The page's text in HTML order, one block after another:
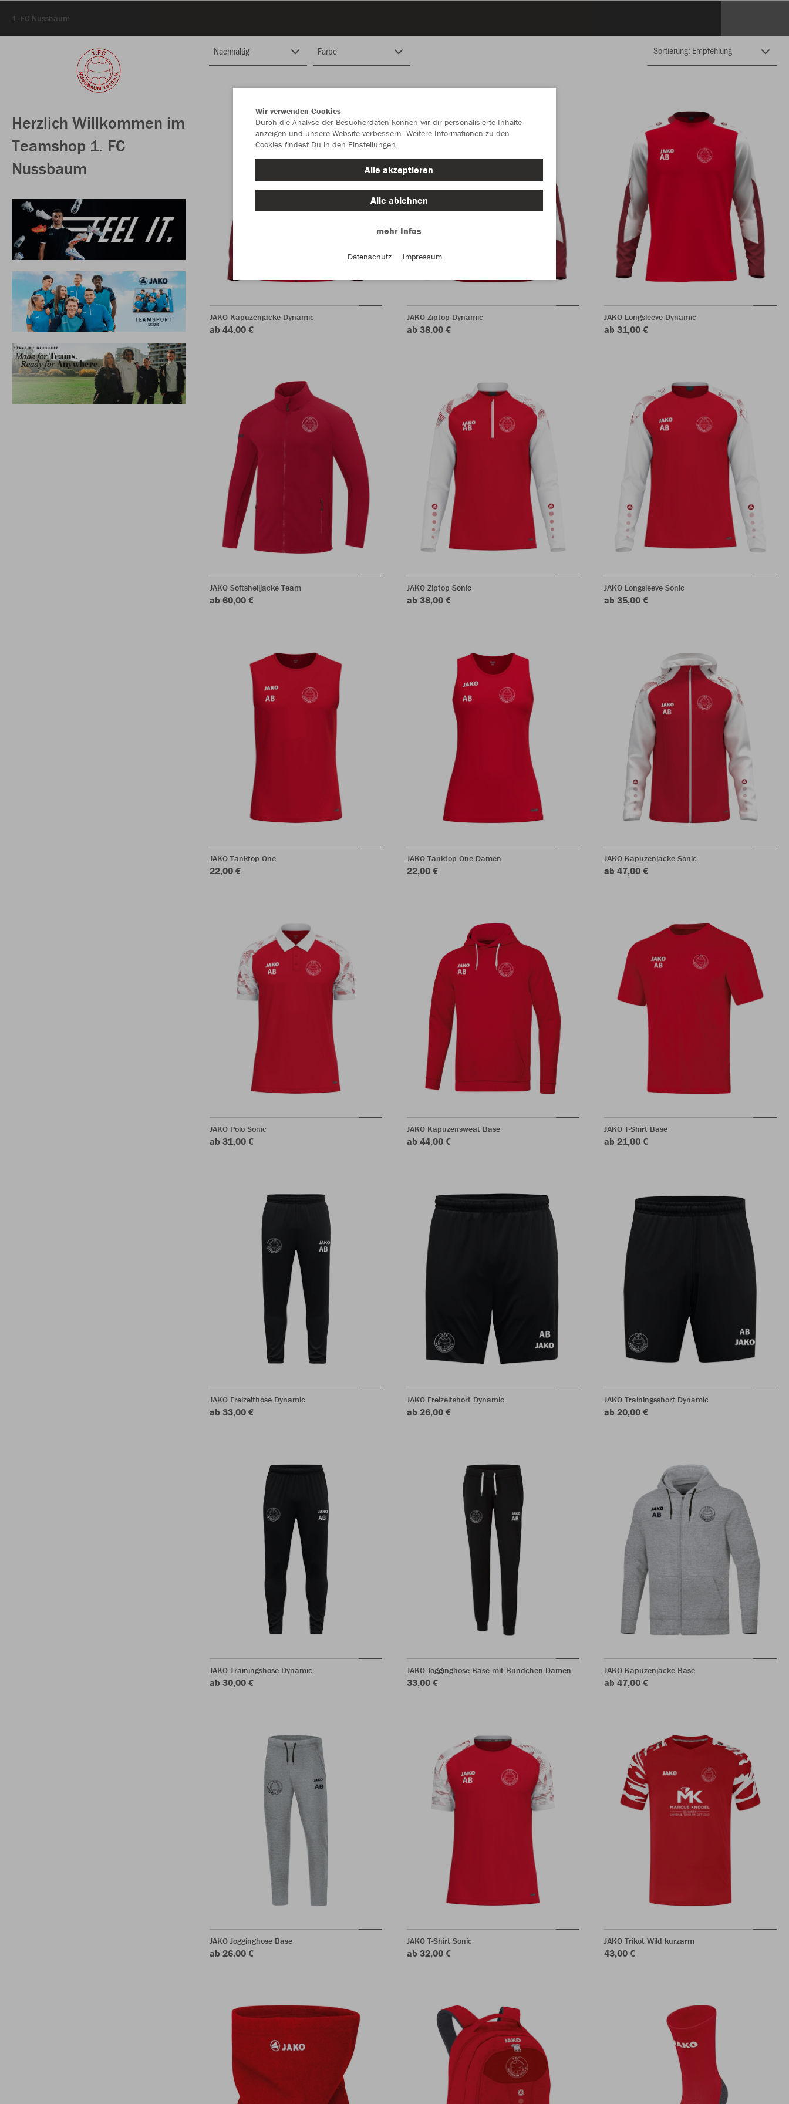
1. FC Nussbaum
Herzlich Willkommen im
Teamshop 1. FC
Nussbaum
Nachhaltig Farbe
JAKO Kapuzenjacke Dynamic
ab 44,00 €
JAKO Ziptop Dynamic
ab 38,00 €
JAKO Longsleeve Dynamic
ab 31,00 €
JAKO Softshelljacke Team
ab 60,00 €
JAKO Ziptop Sonic
ab 38,00 €
JAKO Longsleeve Sonic
ab 35,00 €
JAKO Tanktop One
22,00 €
JAKO Tanktop One Damen
22,00 €
JAKO Kapuzenjacke Sonic
ab 47,00 €
JAKO Polo Sonic
ab 31,00 €
JAKO Kapuzensweat Base
ab 44,00 €
JAKO T-Shirt Base
ab 21,00 €
JAKO Freizeithose Dynamic
ab 33,00 €
JAKO Freizeitshort Dynamic
ab 26,00 €
JAKO Trainingsshort Dynamic
ab 20,00 €
JAKO Trainingshose Dynamic
ab 30,00 €
JAKO Jogginghose Base mit Bündchen Damen
33,00 €
JAKO Kapuzenjacke Base
ab 47,00 €
JAKO Jogginghose Base
ab 26,00 €
JAKO T-Shirt Sonic
ab 32,00 €
JAKO Trikot Wild kurzarm
43,00 €
Wir verwenden Cookies
Durch die Analyse der Besucherdaten können wir dir personalisierte Inhalte
anzeigen und unsere Website verbessern. Weitere Informationen zu den
Cookies findest Du in den Einstellungen.
Alle akzeptieren
Alle ablehnen
mehr Infos
Datenschutz Impressum